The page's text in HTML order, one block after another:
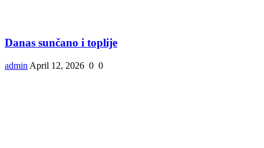
Danas sunčano i toplije
admin April 12, 2026 0 0